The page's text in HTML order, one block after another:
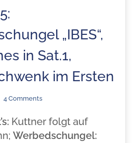
„IBES“,
in Sat.1,
im Ersten
4 Comments
Kuttner folgt auf
Werbedschungel: